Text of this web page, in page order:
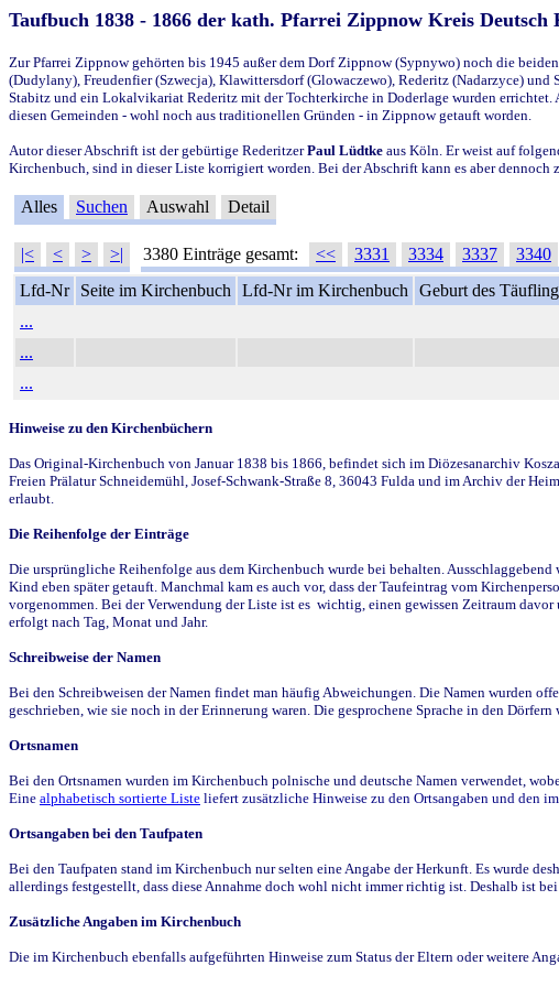
Taufbuch 1838 - 1866 der kath. Pfarrei Zippnow Kreis Deutsch
Zur Pfarrei Zippnow gehörten bis 1945 außer dem Dorf Zippnow (Sypnywo) noch die
(Dudylany), Freudenfier (Szwecja), Klawittersdorf (Glowaczewo), Rederitz (Nadarzyce)
Stabitz und ein Lokalvikariat Rederitz mit der Tochterkirche in Doderlage wurden errichtet.
diesen Gemeinden - wohl noch aus traditionellen Gründen - in Zippnow getauft worden.
Autor dieser Abschrift ist der gebürtige RederitzerPaul Lüdtke aus Köln. Er weist auf
Kirchenbuch, sind in dieser Liste korrigiert worden. Bei der Abschrift kann es aber
Alles Suchen Auswahl Detail
|< < > >| 3380 Einträge gesamt: << 3331 3334 3337 3340
Lfd-Nr
Seite im Kirchenbuch Lfd-Nr im Kirchenbuch Geburt des
...
...
...
Hinweise zu den Kirchenbüchern
Das Original-Kirchenbuch von Januar 1838 bis 1866, befindet sich im Diözesanarchiv
Freien Prälatur Schneidemühl, Josef-Schwank-Straße 8, 36043 Fulda und im Archiv der
erlaubt.
Die Reihenfolge der Einträge
Die ursprüngliche Reihenfolge aus dem Kirchenbuch wurde bei behalten.
Kind eben später getauft. Manchmal kam es auch vor, dass der Taufeintrag vom
vorgenommen. Bei der Verwendung der Liste ist es wichtig, einen gewissen Zeitraum
erfolgt nach Tag, Monat und Jahr.
Schreibweise der Namen
Bei den Schreibweisen der Namen findet man häufig Abweichungen. Die Namen wurden
geschrieben, wie sie noch in der Erinnerung waren. Die gesprochene Sprache in den
Ortsnamen
Bei den Ortsnamen wurden im Kirchenbuch polnische und deutsche Namen verwendet,
Eine alphabetisch sortierte Liste liefert zusätzliche Hinweise zu den Ortsangaben und den
Ortsangaben bei den Taufpaten
Bei den Taufpaten stand im Kirchenbuch nur selten eine Angabe der Herkunft. Es wurde
allerdings festgestellt, dass diese Annahme doch wohl nicht immer richtig ist. Deshalb ist
Zusätzliche Angaben im Kirchenbuch
Die im Kirchenbuch ebenfalls aufgeführten Hinweise zum Status der Eltern oder weitere